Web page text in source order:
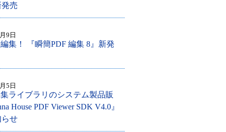
売
9日
集！ 『瞬簡PDF 編集 8』新発
5日
ライブラリのシステム製品販
House PDF Viewer SDK V4.0』
せ